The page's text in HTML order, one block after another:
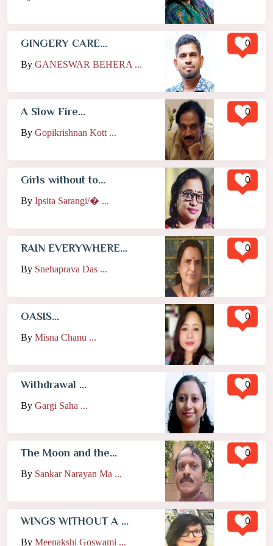
GINGERY CARE...
By GANESWAR BEHERA ...
0
A Slow Fire...
By Gopikrishnan Kott ...
0
Girls without to...
By Ipsita Sarangi/� ...
0
RAIN EVERYWHERE...
By Snehaprava Das ...
0
OASIS...
By Misna Chanu ...
0
Withdrawal ...
By Gargi Saha ...
0
The Moon and the...
By Sankar Narayan Ma ...
0
WINGS WITHOUT A ...
By Meenakshi Goswami ...
0